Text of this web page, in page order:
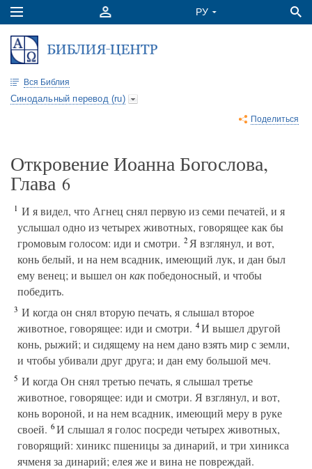
Вся Библия
Синодальный перевод (ru)
Поделиться
Откровение Иоанна Богослова,
Глава 6
1 И я видел, что Агнец снял первую из семи печатей, и я
услышал одно из четырех животных, говорящее как бы
громовым голосом: иди и смотри. 2Я взглянул, и вот,
конь белый, и на нем всадник, имеющий лук, и дан был
ему венец; и вышел он какпобедоносный, и чтобы
победить.
3 И когда он снял вторую печать, я слышал второе
животное, говорящее: иди и смотри. 4И вышел другой
конь, рыжий; и сидящему на нем дано взять мир с земли,
и чтобы убивали друг друга; и дан ему большой меч.
5 И когда Он снял третью печать, я слышал третье
животное, говорящее: иди и смотри. Я взглянул, и вот,
конь вороной, и на нем всадник, имеющий меру в руке
своей. 6И слышал я голос посреди четырех животных,
говорящий: хиникс пшеницы за динарий, и три хиникса
ячменя за динарий; елея же и вина не повреждай.